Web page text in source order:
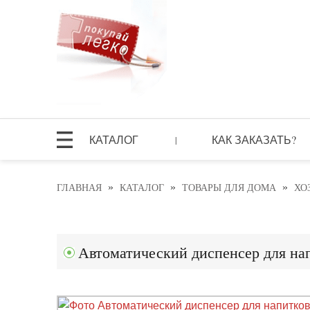
КАТАЛОГ | КАК ЗАКАЗАТЬ?
ГЛАВНАЯ » КАТАЛОГ » ТОВАРЫ ДЛЯ ДОМА »
Автоматический диспенсер для